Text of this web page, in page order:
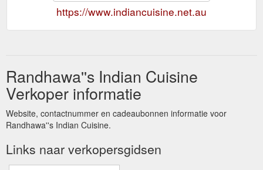
https://www.indiancuisine.net.au
Randhawa''s Indian Cuisine
Verkoper informatie
Website, contactnummer en cadeaubonnen informatie voor
Randhawa''s Indian Cuisine.
Links naar verkopersgidsen